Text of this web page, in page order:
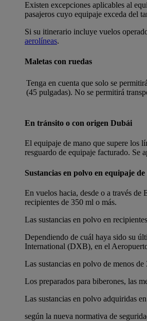
Existen excepciones aplicables al
pasajeros cuyo equipaje exceda del
Si su itinerario incluye vuelos
aerolíneas.
Maletas con ruedas
Tenga en cuenta que solo se
(45 pulgadas). No se permitirá
En tránsito o con origen Dubái
El equipaje de mano que supere los
resguardo de equipaje facturado. Se
Sustancias en polvo en equipaje
En vuelos hacia, desde o a través de
recipientes de 350 ml o más.
Las sustancias en polvo en
Dependiendo de cuál haya sido su
International (DXB), en el
Las sustancias en polvo de menos
Los preparados para biberones, las
Las sustancias en polvo adquiridas
según la nueva normativa de